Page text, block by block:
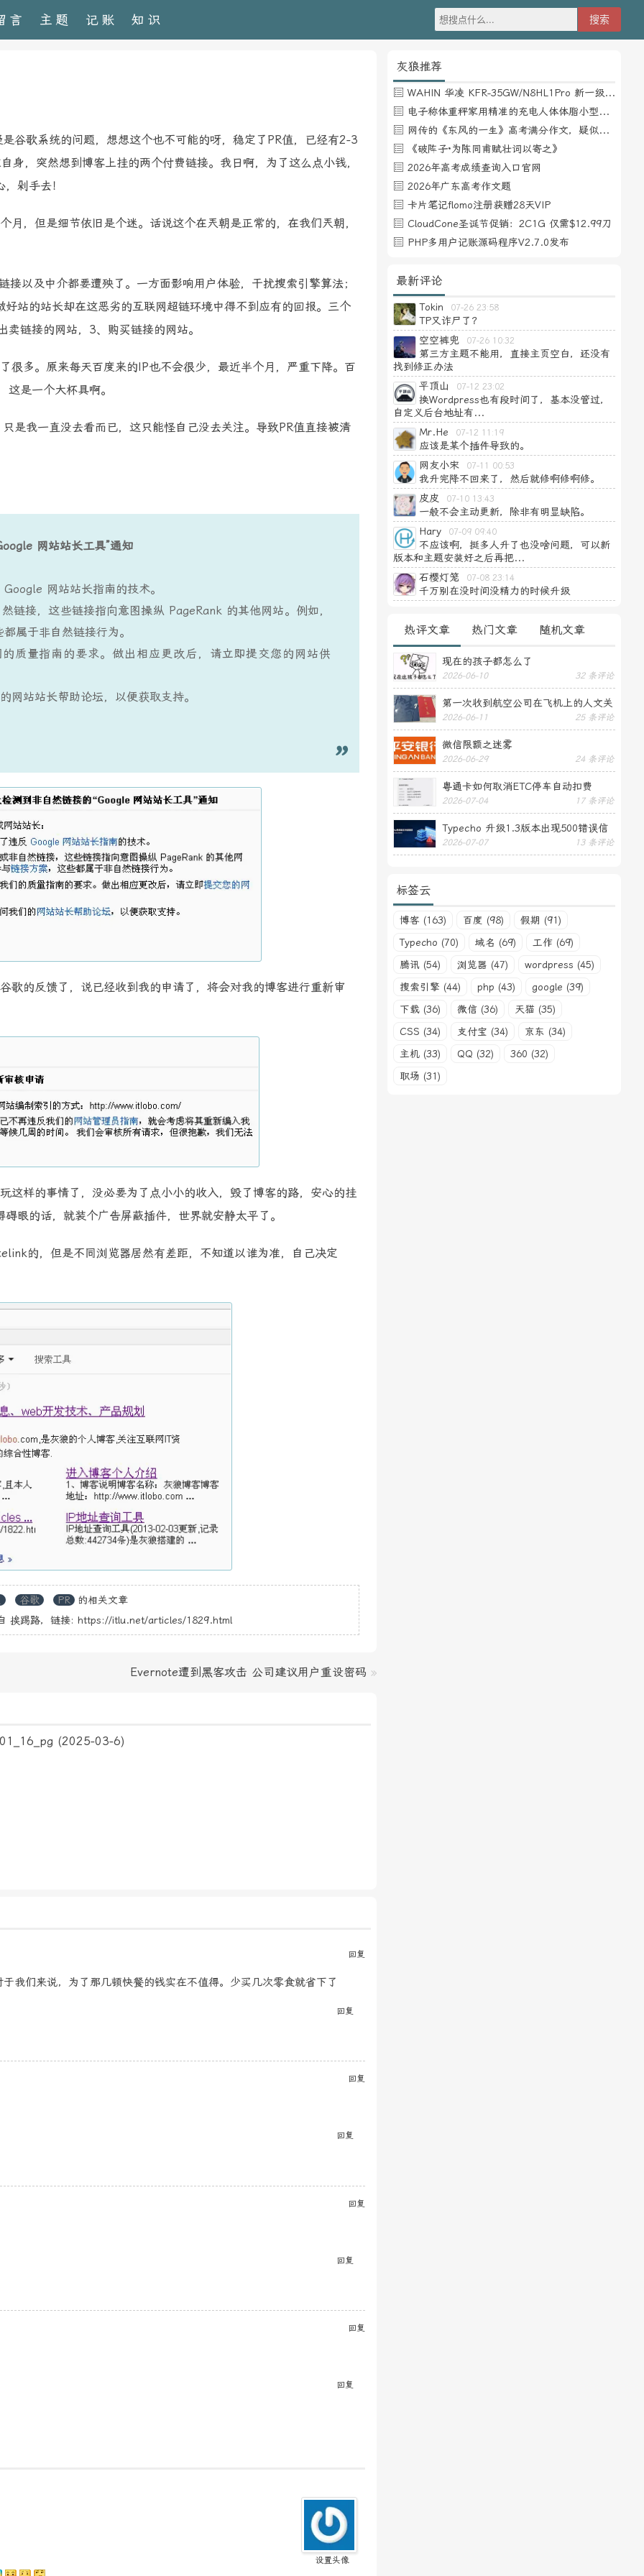
言 主题 记账 知识
歌系统的问题，想想这个也不可能的呀，稳定了PR值，已经有2-3
身，突然想到博客上挂的两个付费链接。我日啊，为了这么点小钱，
剁手去！
，但是细节依旧是个迷。话说这个在兲朝是正常的，在我们兲朝，
及中介都要遭殃了。一方面影响用户体验，干扰搜索引擎算法；
站的站长却在这恶劣的互联网超链环境中得不到应有的回报。三个
链接的网站，3、购买链接的网站。
多。原来每天百度来的IP也不会很少，最近半个月，严重下降。百
是一个大杯具啊。
我一直没去看而已，这只能怪自己没去关注。导致PR值直接被清
网站站长工具”通知
网站站长指南的技术。
链接，这些链接指向意图操纵 PageRank 的其他网站。例如，
属于非自然链接行为。
质量指南的要求。做出相应更改后，请立即提交您的网站供
网站站长帮助论坛，以便获取支持。
的反馈了，说已经收到我的申请了，将会对我的博客进行重新审
样的事情了，没必要为了点小小的收入，毁了博客的路，安心的挂
眼的话，就装个广告屏蔽插件，世界就安静太平了。
的，但是不同浏览器居然有差距，不知道以谁为准，自己决定
谷歌 PR
的相关文章
挨踢路，链接: https://itlu.net/articles/1829.html
Evernote遭到黑客攻击 公司建议用户重设密码 »
(2025-03-6)
回复
我们来说，为了那几顿快餐的钱实在不值得。少买几次零食就省下了
回复
回复
回复
回复
回复
回复
回复
设置头像
灰狼推荐
WAHIN 华凌 KFR-35GW/N8HL1Pro 新一级能效 壁挂式空调 1.5匹
电子称体重秤家用精准的充电人体体脂小型称重支持HUAWEI HiLink
网传的《东风的一生》高考满分作文，疑似自媒体或其他渠道炒作
《破阵子·为陈同甫赋壮词以寄之》
2026年高考成绩查询入口官网
2026年广东高考作文题
卡片笔记flomo注册获赠28天VIP
CloudCone圣诞节促销：2C1G 仅需$12.99刀
PHP多用户记账源码程序V2.7.0发布
最新评论
Tokin 07-26 23:58
TP又诈尸了？
空空裤兜
07-26 10:32
第三方主题不能用，直接主页空白，还没有
找到修正办法
平顶山
07-12 23:02
换Wordpress也有段时间了，基本没管过，
自定义后台地址有...
Mr.He
07-12 11:19
应该是某个插件导致的。
网友小宋
07-11 00:53
我升完降不回来了，然后就修啊修啊修。
皮皮
07-10 13:43
一般不会主动更新，除非有明显缺陷。
Hary
07-09 09:40
不应该啊，挺多人升了也没啥问题，可以新
版本和主题安装好之后再把...
石樱灯笼
07-08 23:14
千万别在没时间没精力的时候升级
热评文章 热门文章 随机文章
现在的孩子都怎么了
2026-06-10 32 条评论
第一次收到航空公司在飞机上的人文关
怀——送生日贺卡
2026-06-11 25 条评论
微信限额之迷雾
2026-06-29 24 条评论
粤通卡如何取消ETC停车自动扣费
2026-07-04 17 条评论
Typecho 升级1.3版本出现500错误信
息
2026-07-07 13 条评论
标签云
博客 (163) 百度 (98)
假期 (91)
Typecho (70)
域名 (69)
工作 (69)
腾讯 (54)
浏览器 (47)
wordpress (45)
搜索引擎 (44)
php (43)
google (39)
下载 (36)
微信 (36)
天猫 (35)
CSS (34)
支付宝 (34)
京东 (34)
主机 (33)
QQ (32)
360 (32)
职场 (31)